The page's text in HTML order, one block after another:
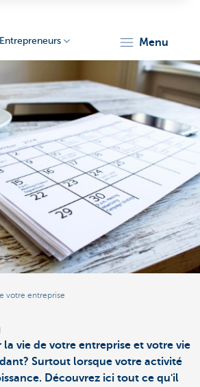
Entrepreneurs menu
votre entreprise
vie de votre entreprise et votre vie
Surtout lorsque votre activité
Découvrez ici tout ce qu'il